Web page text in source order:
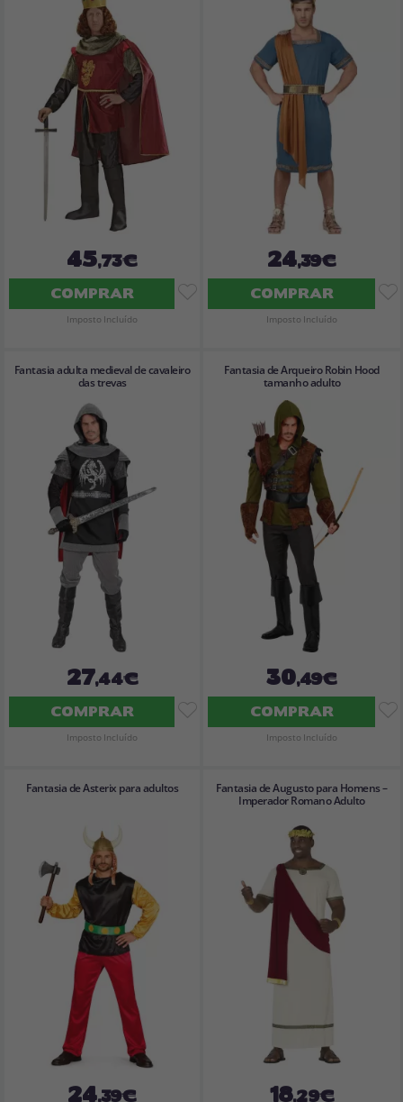
45,73€
COMPRAR
Imposto Incluído
24,39€
COMPRAR
Imposto Incluído
Fantasia adulta medieval de cavaleiro
das trevas
27,44€
COMPRAR
Imposto Incluído
Fantasia de Arqueiro Robin Hood
tamanho adulto
30,49€
COMPRAR
Imposto Incluído
Fantasia de Asterix para adultos
24,39€
Fantasia de Augusto para Homens –
Imperador Romano Adulto
18,29€